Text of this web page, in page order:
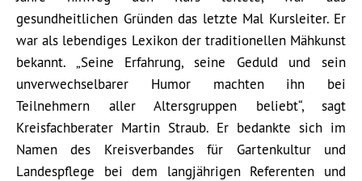
gesundheitlichen Gründen das letzte Mal Kursleiter. Er
war als lebendiges Lexikon der traditionellen Mähkunst
bekannt. „Seine Erfahrung, seine Geduld und sein
unverwechselbarer Humor machten ihn bei
Teilnehmern aller Altersgruppen beliebt“, sagt
Kreisfachberater Martin Straub. Er bedankte sich im
Namen des Kreisverbandes für Gartenkultur und
Landespflege bei dem langjährigen Referenten und